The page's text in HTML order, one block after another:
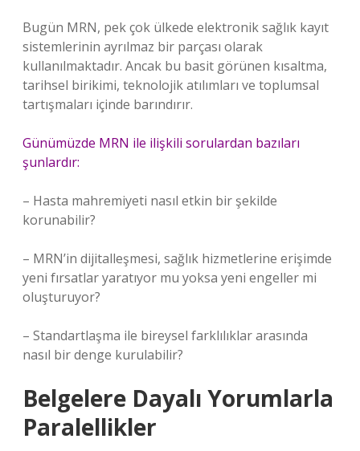
Bugün MRN, pek çok ülkede elektronik sağlık kayıt
sistemlerinin ayrılmaz bir parçası olarak
kullanılmaktadır. Ancak bu basit görünen kısaltma,
tarihsel birikimi, teknolojik atılımları ve toplumsal
tartışmaları içinde barındırır.
Günümüzde MRN ile ilişkili sorulardan bazıları
şunlardır:
– Hasta mahremiyeti nasıl etkin bir şekilde
korunabilir?
– MRN’in dijitalleşmesi, sağlık hizmetlerine erişimde
yeni fırsatlar yaratıyor mu yoksa yeni engeller mi
oluşturuyor?
– Standartlaşma ile bireysel farklılıklar arasında
nasıl bir denge kurulabilir?
Belgelere Dayalı Yorumlarla
Paralellikler